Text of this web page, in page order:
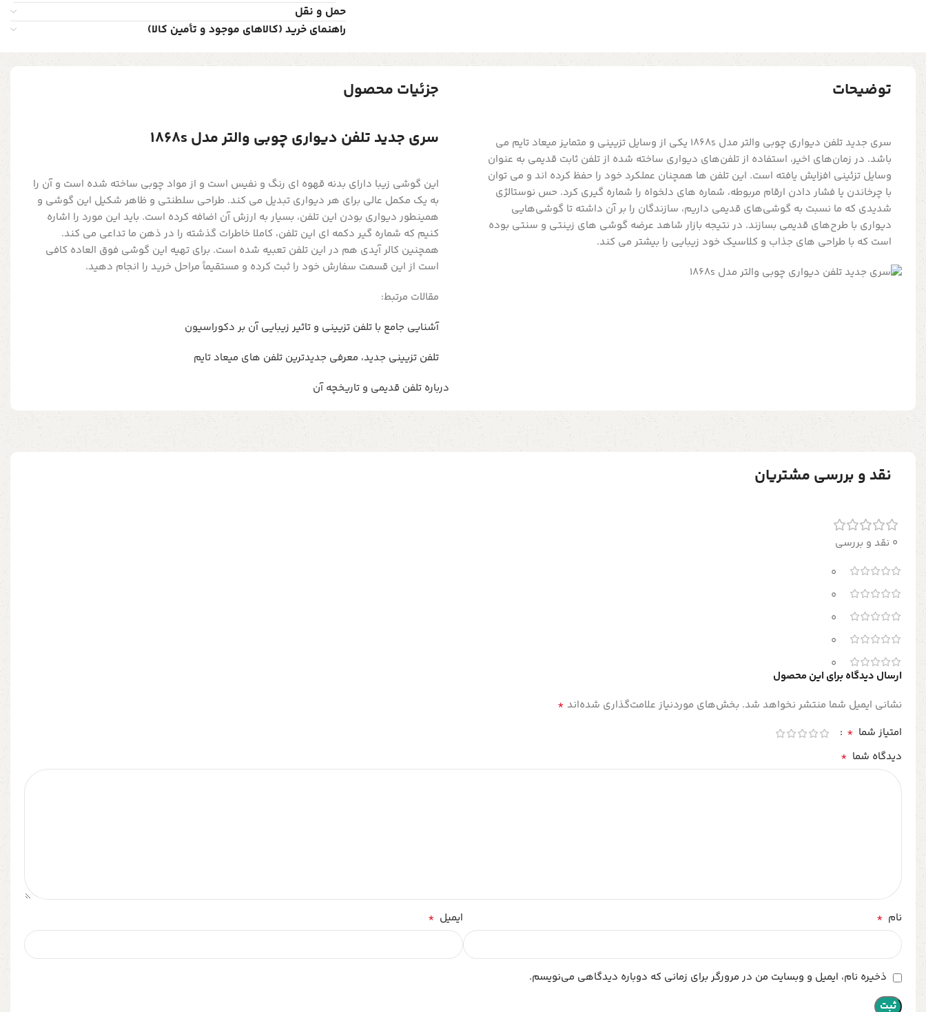
حمل و نقل
راهنمای خرید (کالاهای موجود و تأمین کالا)
توضیحات
سری جدید تلفن دیواری چوبی والتر مدل 1868‌s یکی از وسایل تزیینی و متمایز میعاد تایم می
باشد. در زمان‌های اخیر، استفاده از تلفن‌های دیواری ساخته شده از تلفن ثابت قدیمی به عنوان
وسایل تزئینی افزایش یافته است. این تلفن ها همچنان عملکرد خود را حفظ کرده اند و می توان
با چرخاندن یا فشار دادن ارقام مربوطه، شماره های دلخواه را شماره گیری کرد. حس نوستالژی
شدیدی که ما نسبت به گوشی‌های قدیمی داریم، سازندگان را بر آن داشته تا گوشی‌هایی
دیواری با طرح‌های قدیمی بسازند. در نتیجه بازار شاهد عرضه گوشی های زینتی و سنتی بوده
است که با طراحی های جذاب و کلاسیک خود زیبایی را بیشتر می کند.
جزئیات محصول
سری جدید تلفن دیواری چوبی والتر مدل 1868‌s
این گوشی زیبا دارای بدنه قهوه ای رنگ و نفیس است و از مواد چوبی ساخته شده است و آن را
به یک مکمل عالی برای هر دیواری تبدیل می کند. طراحی سلطنتی و ظاهر شکیل این گوشی و
همینطور دیواری بودن این تلفن، بسیار به ارزش آن اضافه کرده است. باید این مورد را اشاره
کنیم که شماره گیر دکمه ای این تلفن، کاملا خاطرات گذشته را در ذهن ما تداعی می کند.
همچنین کالر آیدی هم در این تلفن تعبیه شده است. برای تهیه این گوشی فوق العاده کافی
است از این قسمت سفارش خود را ثبت کرده و مستقیماً مراحل خرید را انجام دهید.
مقالات مرتبط:
آشنایی جامع با تلفن تزیینی و تاثیر زیبایی آن بر دکوراسیون
تلفن تزیینی جدید، معرفی جدیدترین تلفن های میعاد تایم
درباره تلفن قدیمی و تاریخچه آن
نقد و بررسی مشتریان
0 نقد و بررسی
0
0
0
0
0
ارسال دیدگاه برای این محصول
نشانی ایمیل شما منتشر نخواهد شد. بخش‌های موردنیاز علامت‌گذاری شده‌اند *
امتیاز شما *
دیدگاه شما *
نام * ایمیل *
ذخیره نام، ایمیل و وبسایت من در مرورگر برای زمانی که دوباره دیدگاهی می‌نویسم.